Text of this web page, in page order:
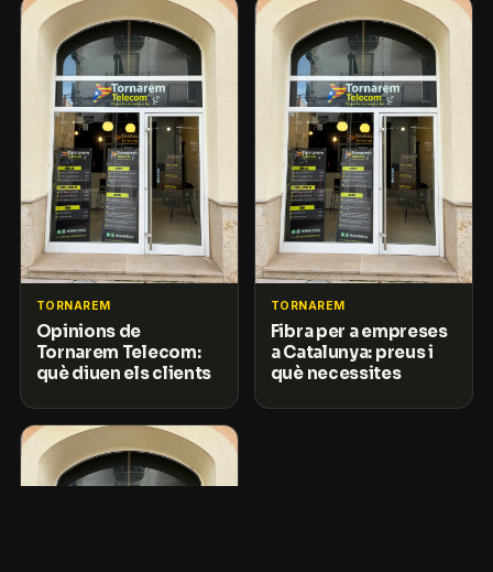
TORNAREM
Opinions de
Tornarem Telecom:
què diuen els clients
TORNAREM
Fibra per a empreses
a Catalunya: preus i
què necessites